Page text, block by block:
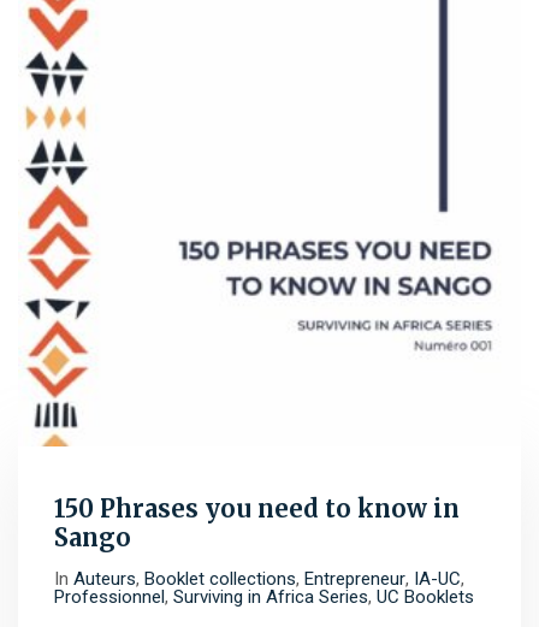
150 Phrases you need to know in
Sango
In Auteurs, Booklet collections, Entrepreneur, IA-UC,
Professionnel, Surviving in Africa Series, UC Booklets